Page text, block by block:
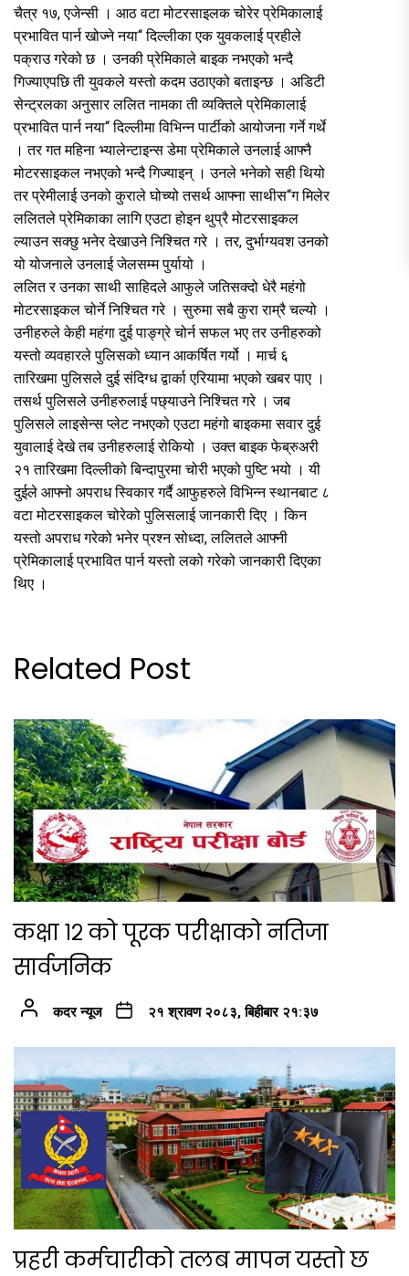
चैत्र १७, एजेन्सी । आठ वटा मोटरसाइलक चोरेर प्रेमिकालाई
प्रभावित पार्न खोज्ने नया“ दिल्लीका एक युवकलाई प्रहीले
पक्राउ गरेको छ । उनकी प्रेमिकाले बाइक नभएको भन्दै
गिज्याएपछि ती युवकले यस्तो कदम उठाएको बताइन्छ । अडिटी
सेन्ट्रलका अनुसार ललित नामका ती व्यक्तिले प्रेमिकालाई
प्रभावित पार्न नया“ दिल्लीमा विभिन्न पार्टीको आयोजना गर्ने गर्थे
। तर गत महिना भ्यालेन्टाइन्स डेमा प्रेमिकाले उनलाई आफ्नै
मोटरसाइकल नभएको भन्दै गिज्याइन् । उनले भनेको सही थियो
तर प्रेमीलाई उनको कुराले घोच्यो तसर्थ आफ्ना साथीस“ग मिलेर
ललितले प्रेमिकाका लागि एउटा होइन थुप्रै मोटरसाइकल
ल्याउन सक्छु भनेर देखाउने निश्चित गरे । तर, दुर्भाग्यवश उनको
यो योजनाले उनलाई जेलसम्म पुर्यायो ।
ललित र उनका साथी साहिदले आफुले जतिसक्दो धेरै महंगो
मोटरसाइकल चोर्ने निश्चित गरे । सुरुमा सबै कुरा राम्रै चल्यो ।
उनीहरुले केही महंगा दुई पाङ्ग्रे चोर्न सफल भए तर उनीहरुको
यस्तो व्यवहारले पुलिसको ध्यान आकर्षित गर्यो । मार्च ६
तारिखमा पुलिसले दुई संदिग्ध द्वार्का एरियामा भएको खबर पाए ।
तसर्थ पुलिसले उनीहरुलाई पछ्याउने निश्चित गरे । जब
पुलिसले लाइसेन्स प्लेट नभएको एउटा महंगो बाइकमा सवार दुई
युवालाई देखे तब उनीहरुलाई रोकियो । उक्त बाइक फेब्रुअरी
२१ तारिखमा दिल्लीको बिन्दापुरमा चोरी भएको पुष्टि भयो । यी
दुईले आफ्नो अपराध स्विकार गर्दै आफुहरुले विभिन्न स्थानबाट ८
वटा मोटरसाइकल चोरेको पुलिसलाई जानकारी दिए । किन
यस्तो अपराध गरेको भनेर प्रश्न सोध्दा, ललितले आफ्नी
प्रेमिकालाई प्रभावित पार्न यस्तो लको गरेको जानकारी दिएका
थिए ।
Related Post
कक्षा १२ को पूरक परीक्षाको नतिजा
सार्वजनिक
कदर न्यूज २१ श्रावण २०८३, बिहीबार २१:३७
प्रहरी कर्मचारीको तलब मापन यस्तो छ